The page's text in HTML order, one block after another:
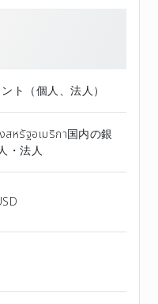
ト（個⼈、法⼈）
สหรัฐอเมริกา国内の銀
・法人